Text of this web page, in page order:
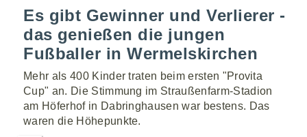
Es gibt Gewinner und Verlierer -
das genießen die jungen
Fußballer in Wermelskirchen
Mehr als 400 Kinder traten beim ersten "Provita
Cup" an. Die Stimmung im Straußenfarm-Stadion
am Höferhof in Dabringhausen war bestens. Das
waren die Höhepunkte.